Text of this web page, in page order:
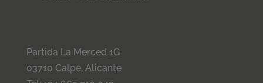
Partida La Merced 1G
03710 Calpe, Alicante